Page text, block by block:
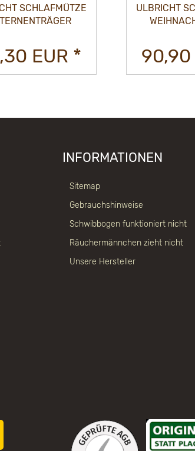
SCHLAFMÜTZE
EUR *
ULBRICHT
90,90
INFORMATIONEN
Sitemap
Gebrauchshinweise
Schwibbogen funktioniert nicht
Räuchermännchen zieht nicht
Unsere Hersteller